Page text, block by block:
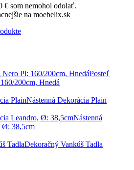
€ som nemohol odolať.
na moebelix.sk
Posteľ
200cm, Hnedá
Nástenná Dekorácia Plain
Nástenná
Ø: 38,5cm
Dekoračný Vankúš Tadla